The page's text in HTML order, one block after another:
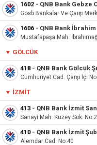
1602 - QNB Bank Gebze
Gosb Bankalar Ve Çarşı
1606 - QNB Bank
Mustafapaşa Mah.
▼ GÖLCÜK
418 - QNB Bank Gölcük
Cumhuriyet Cad. Çarşı İçi
▼ İZMIT
413 - QNB Bank İzmit
Sanayi Mah. Kuzey Sok.
410 - QNB Bank İzmit
Alemdar Cad. No:40